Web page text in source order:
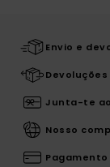
Envio e
Junta-te
Nosso
Pagamento